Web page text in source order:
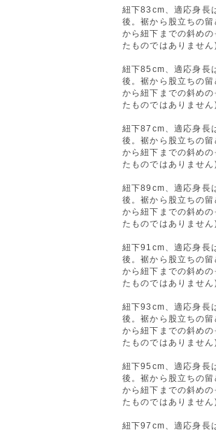
紐下83cm、適応身長
後。裾から股立ちの
から紐下までの斜め
たものではありません)
紐下85cm、適応身長
後。裾から股立ちの
から紐下までの斜め
たものではありません)
紐下87cm、適応身長
後。裾から股立ちの
から紐下までの斜め
たものではありません)
紐下89cm、適応身長
後。裾から股立ちの
から紐下までの斜め
たものではありません)
紐下91cm、適応身長
後。裾から股立ちの
から紐下までの斜め
たものではありません)
紐下93cm、適応身長
後。裾から股立ちの
から紐下までの斜め
たものではありません)
紐下95cm、適応身長
後。裾から股立ちの
から紐下までの斜め
たものではありません)
紐下97cm、適応身長